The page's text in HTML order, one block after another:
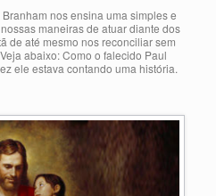
nos ensina uma simples e
maneiras de atuar diante dos
de até mesmo nos reconciliar sem
abaixo: Como o falecido Paul
ele estava contando uma história.